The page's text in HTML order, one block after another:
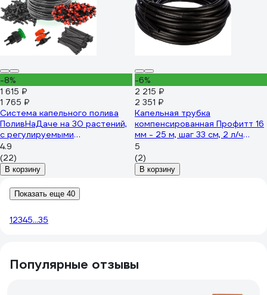
-8%
1 615 ₽
1 765 ₽
Система капельного полива
ПоливНаДаче на 30 растений,
с регулируемыми
капельницами GS-30R
4.9
(22)
В корзину
-6%
2 215 ₽
2 351 ₽
Капельная трубка
компенсированная Профитт 16
мм - 25 м, шаг 33 см, 2 л/ч
0342931-RCS
5
(2)
В корзину
Показать еще 40
12345...35
Популярные отзывы